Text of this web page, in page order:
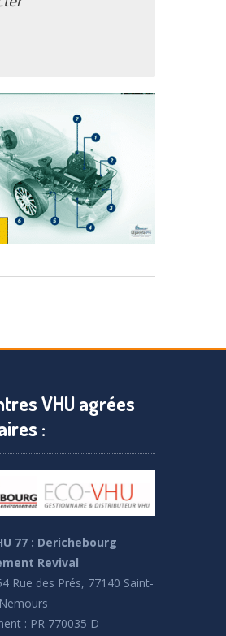
VHU agrées
:
77 : Derichebourg
Revival
Rue des Prés, 77140 Saint-
: PR 770035 D